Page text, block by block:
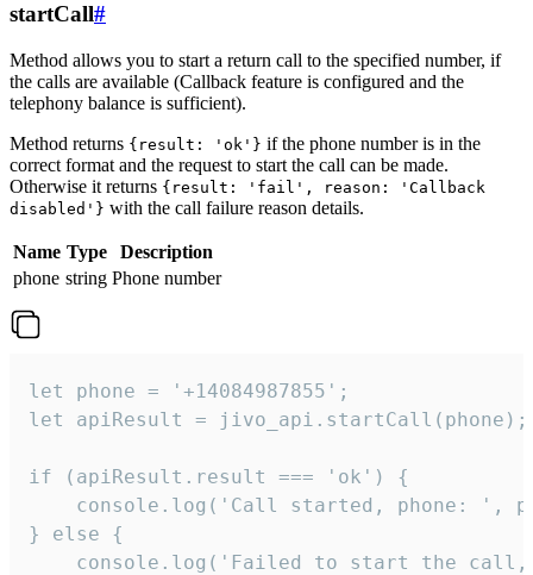
startCall#
Method allows you to start a return call to the specified number, if
the calls are available (Callback feature is configured and the
telephony balance is sufficient).
Method returns {result: 'ok'} if the phone number is in the
correct format and the request to start the call can be made.
Otherwise it returns {result: 'fail', reason: 'Callback
disabled'} with the call failure reason details.
Name Type
Description
phone string Phone number
let phone = '+14084987855';
let apiResult = jivo_api.startCall(phone);
if (apiResult.result === 'ok') {
console.log('Call started, phone: ',
} else {
console.log('Failed to start the